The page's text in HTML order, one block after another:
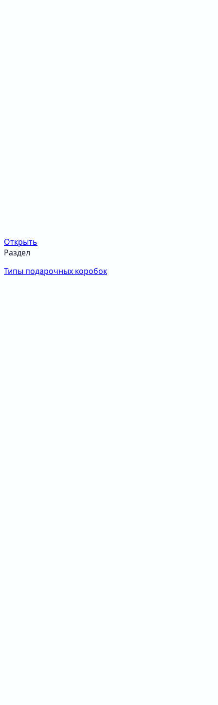
Открыть
Раздел
Типы подарочных коробок